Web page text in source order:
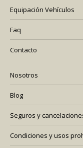
Equipación Vehículos
Faq
Contacto
Nosotros
Blog
Seguros y
Condiciones y usos